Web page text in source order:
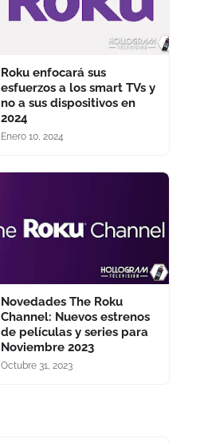
Roku enfocará sus
esfuerzos a los smart TVs y
no a sus dispositivos en
2024
Enero 10, 2024
Novedades The Roku
Channel: Nuevos estrenos
de películas y series para
Noviembre 2023
Octubre 31, 2023